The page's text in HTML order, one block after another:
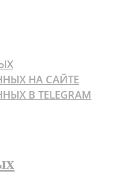
НА САЙТЕ
В TELEGRAM